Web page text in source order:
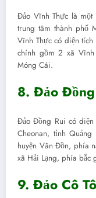
Đảo Vĩnh Thực là một
trung tâm thành phố
Vĩnh Thực có diện
chính gồm 2 xã Vĩnh
Móng Cái.
8. Đảo
Đảo Đồng Rui có diện
Cheonan, tỉnh
huyện Vân Đồn, phía
xã Hải Lạng, phía bắc
9. Đảo Cô